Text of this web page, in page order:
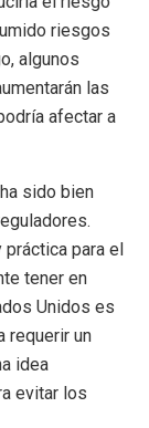
riesgos
algunos
las
afectar a
sido bien
para el
tener en
Unidos es
requerir un
idea
evitar los